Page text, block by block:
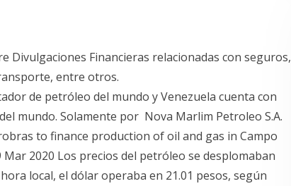
Divulgaciones Financieras relacionadas con seguros,
entre otros.
de petróleo del mundo y Venezuela cuenta con
mundo. Solamente por Nova Marlim Petroleo S.A.
to finance production of oil and gas in Campo
2020 Los precios del petróleo se desplomaban
local, el dólar operaba en 21.01 pesos, según